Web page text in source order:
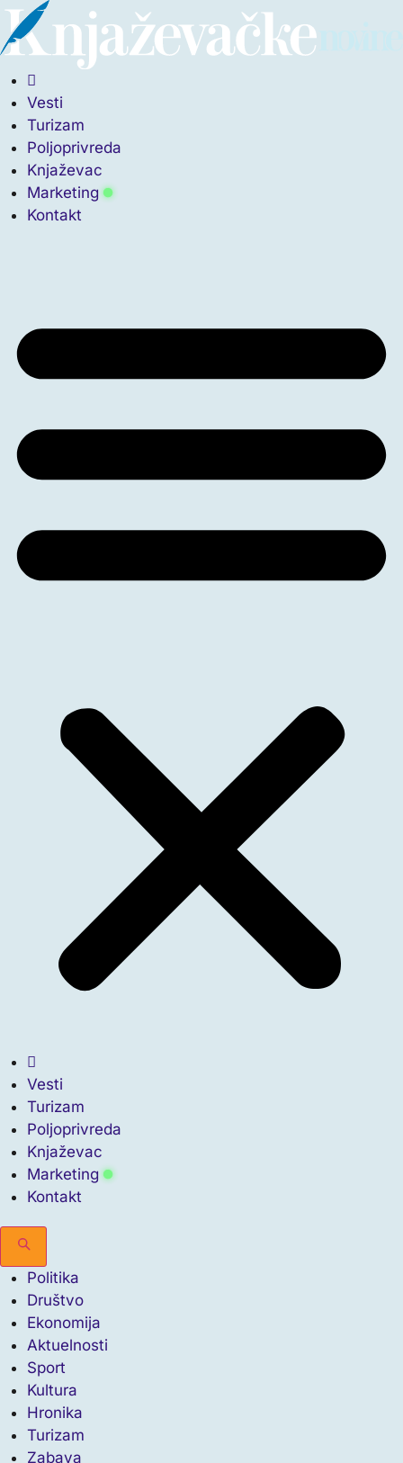
Vesti
Turizam
Poljoprivreda
Knjaževac
Marketing
Kontakt
Vesti
Turizam
Poljoprivreda
Knjaževac
Marketing
Kontakt
Politika
Društvo
Ekonomija
Aktuelnosti
Sport
Kultura
Hronika
Turizam
Zabava